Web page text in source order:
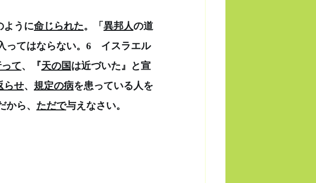
ように命じられた。「 異邦人の道
ってはならない。6　イスラエル
て、『天の国は近づいた』と宣
らせ、 規定の病を患っている人を
から、 ただで与えなさい。